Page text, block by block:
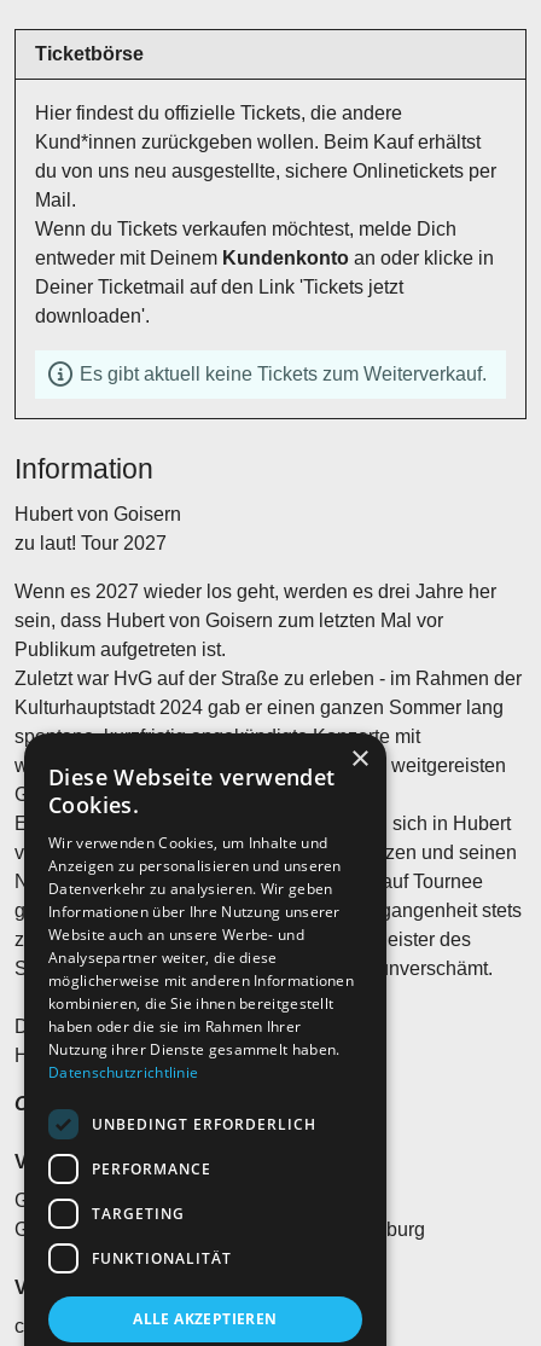
Ticketbörse
Hier findest du offizielle Tickets, die andere
Kund*innen zurückgeben wollen. Beim Kauf erhältst
du von uns neu ausgestellte, sichere Onlinetickets per
Mail.
Wenn du Tickets verkaufen möchtest, melde Dich
entweder mit Deinem Kundenkonto an oder klicke in
Deiner Ticketmail auf den Link 'Tickets jetzt
downloaden'.
Es gibt aktuell keine Tickets zum Weiterverkauf.
Information
Hubert von Goisern
zu laut! Tour 2027
Wenn es 2027 wieder los geht, werden es drei Jahre her
sein, dass Hubert von Goisern zum letzten Mal vor
Publikum aufgetreten ist.
Zuletzt war HvG auf der Straße zu erleben - im Rahmen der
Kulturhauptstadt 2024 gab er einen ganzen Sommer lang
spontane, kurzfristig angekündigte Konzerte mit
wechselnden Besetzungen und vielen, teils weitgereisten
Gästen.
Einige dieser Unberechenbarkeiten werden sich in Hubert
von Goisern kommendem Programm fortsetzen und seinen
Niederschlag finden, wenn er 2027 wieder auf Tournee
geht. Hubert von Goisern wusste in der Vergangenheit stets
zu überraschen und war schon immer ein Meister des
Stilbruchs. Manchmal fließend, manchmal unverschämt.
Die Vergänglichkeit ist eine Konstante.
Heast as nit, wia die Zeit vergeht…?
Ohren auf und hinhören!
Veranstaltungsort
Gut Wöllried Open Air
Gut Wöllried 13, 97228 Rottendorf bei Würzburg
Veranstalter*in
c.o.p.-concerts, 97980 Bad Mergentheim
×
Diese Webseite verwendet
Cookies.
Wir verwenden Cookies, um Inhalte und
Anzeigen zu personalisieren und unseren
Datenverkehr zu analysieren. Wir geben
Informationen über Ihre Nutzung unserer
Website auch an unsere Werbe- und
Analysepartner weiter, die diese
möglicherweise mit anderen Informationen
kombinieren, die Sie ihnen bereitgestellt
haben oder die sie im Rahmen Ihrer
Nutzung ihrer Dienste gesammelt haben.
Datenschutzrichtlinie
UNBEDINGT ERFORDERLICH
PERFORMANCE
TARGETING
FUNKTIONALITÄT
ALLE AKZEPTIEREN